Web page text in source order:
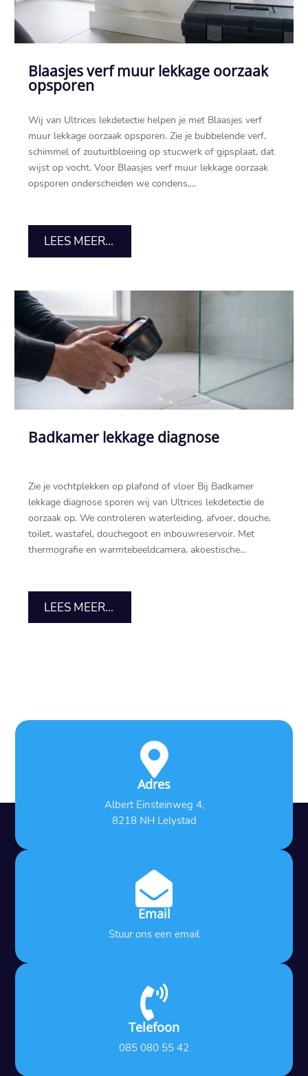
Blaasjes verf muur lekkage oorzaak
opsporen
Wij van Ultrices lekdetectie helpen je met Blaasjes verf
muur lekkage oorzaak opsporen.​ Zie je bubbelende verf,
schimmel of zoutuitbloeiing op stucwerk of gipsplaat, dat
wijst op vocht.​ Voor Blaasjes verf muur lekkage oorzaak
opsporen onderscheiden we condens,...
LEES MEER...
Badkamer lekkage diagnose
Zie je vochtplekken op plafond of vloer Bij Badkamer
lekkage diagnose sporen wij van Ultrices lekdetectie de
oorzaak op.​ We controleren waterleiding, afvoer, douche,
toilet, wastafel, douchegoot en inbouwreservoir.​ Met
thermografie en warmtebeeldcamera, akoestische...
LEES MEER...

Adres
Albert Einsteinweg 4,
8218 NH Lelystad

Email
Stuur ons een email

Telefoon
085 080 55 42